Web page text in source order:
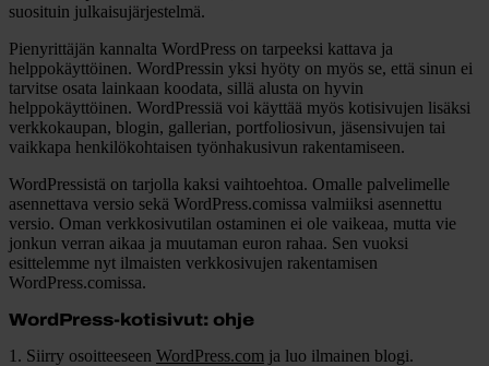
suosituin julkaisujärjestelmä.
Pienyrittäjän kannalta WordPress on tarpeeksi kattava ja
helppokäyttöinen. WordPressin yksi hyöty on myös se, että sinun ei
tarvitse osata lainkaan koodata, sillä alusta on hyvin
helppokäyttöinen. WordPressiä voi käyttää myös kotisivujen lisäksi
verkkokaupan, blogin, gallerian, portfoliosivun, jäsensivujen tai
vaikkapa henkilökohtaisen työnhakusivun rakentamiseen.
WordPressistä on tarjolla kaksi vaihtoehtoa. Omalle palvelimelle
asennettava versio sekä WordPress.comissa valmiiksi asennettu
versio. Oman verkkosivutilan ostaminen ei ole vaikeaa, mutta vie
jonkun verran aikaa ja muutaman euron rahaa. Sen vuoksi
esittelemme nyt ilmaisten verkkosivujen rakentamisen
WordPress.comissa.
WordPress-kotisivut: ohje
1. Siirry osoitteeseen WordPress.com ja luo ilmainen blogi.